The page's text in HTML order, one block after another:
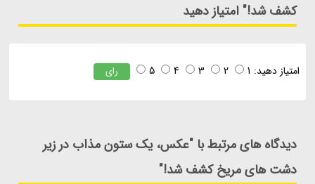
کشف شد!" امتیاز دهید
امتیاز دهید: 1
2
3
4
5 رای
دیدگاه های مرتبط با "عکس، یک ستون مذاب در زیر
دشت های مریخ کشف شد!"